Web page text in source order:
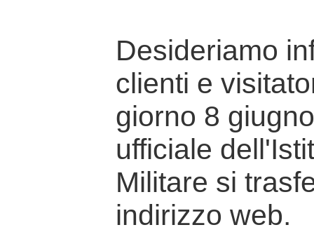
Desideriamo
clienti e
giorno 8
ufficiale
Militare si
indirizzo web.